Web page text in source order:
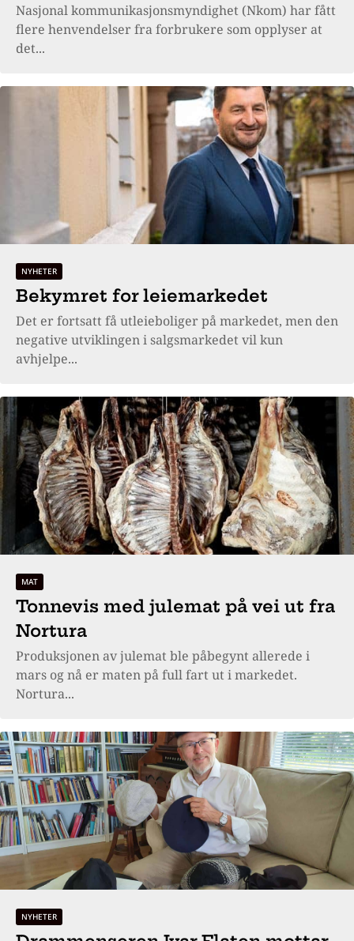
Nasjonal kommunikasjonsmyndighet (Nkom) har fått
flere henvendelser fra forbrukere som opplyser at
det...
NYHETER
Bekymret for leiemarkedet
Det er fortsatt få utleieboliger på markedet, men den
negative utviklingen i salgsmarkedet vil kun
avhjelpe...
MAT
Tonnevis med julemat på vei ut fra
Nortura
Produksjonen av julemat ble påbegynt allerede i
mars og nå er maten på full fart ut i markedet.
Nortura...
NYHETER